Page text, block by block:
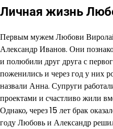
Личная жизнь
Первым мужем Любови
Александр Иванов. Они
и полюбили друг друга с
поженились и через год у них
назвали Анна. Супруги
проектами и счастливо жили
Однако, через 15 лет брак
году Любовь и Александр